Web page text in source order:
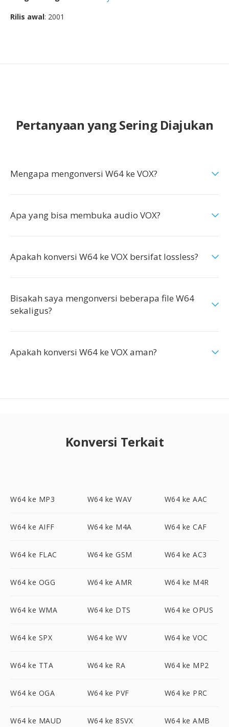
Rilis awal: 2001
Pertanyaan yang Sering Diajukan
Mengapa mengonversi W64 ke VOX?
Apa yang bisa membuka audio VOX?
Apakah konversi W64 ke VOX bersifat lossless?
Bisakah saya mengonversi beberapa file W64
sekaligus?
Apakah konversi W64 ke VOX aman?
Konversi Terkait
W64 ke MP3 W64 ke WAV W64 ke AAC
W64 ke AIFF W64 ke M4A W64 ke CAF
W64 ke FLAC W64 ke GSM W64 ke AC3
W64 ke OGG W64 ke AMR W64 ke M4R
W64 ke WMA W64 ke DTS W64 ke OPUS
W64 ke SPX W64 ke WV W64 ke VOC
W64 ke TTA W64 ke RA W64 ke MP2
W64 ke OGA W64 ke PVF W64 ke PRC
W64 ke MAUD W64 ke 8SVX W64 ke AMB